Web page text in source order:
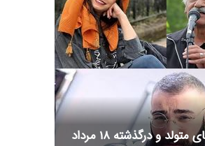
چهره های متولد و درگذشته 18 مرداد